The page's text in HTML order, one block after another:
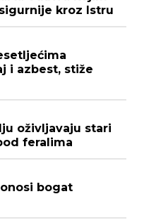
kroz Istru
i azbest, stiže
oživljavaju stari
feralima
bogat